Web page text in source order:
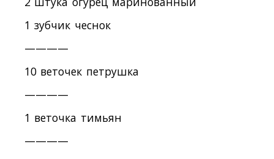
1 зубчик чеснок
————
10 веточек петрушка
————
1 веточка тимьян
————